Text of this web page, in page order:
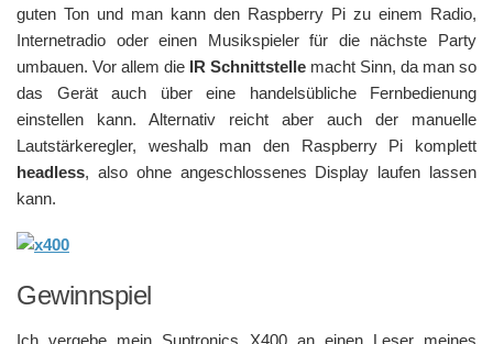
guten Ton und man kann den Raspberry Pi zu einem Radio,
Internetradio oder einen Musikspieler für die nächste Party
umbauen. Vor allem die IR Schnittstelle macht Sinn, da man so
das Gerät auch über eine handelsübliche Fernbedienung
einstellen kann. Alternativ reicht aber auch der manuelle
Lautstärkeregler, weshalb man den Raspberry Pi komplett
headless, also ohne angeschlossenes Display laufen lassen
kann.
Gewinnspiel
Ich vergebe mein Suptronics X400 an einen Leser meines